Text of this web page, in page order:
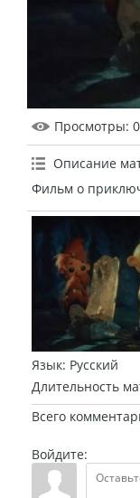
Просмотры: 0
Описание
Фильм о
Язык: Русский
Длительность
Всего
Войдите: